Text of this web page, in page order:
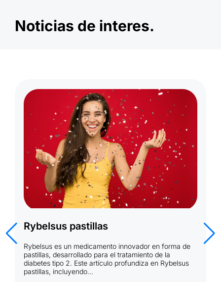
Noticias de interes.
en forma de
de la
en Rybelsus
Rybelsus 14 mg Precio España
Rybelsus es un medicamento revolucionario
desarrollado por la empresa farmacéutica
Nordisk. Este tratamiento está diseñado para
las personas con diabetes tipo 2 a controlar...